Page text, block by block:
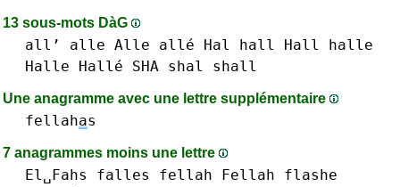
13 sous-mots DàG
all’ alle Alle allé Hal hall Hall
halle
Halle Hallé
SHA shal shall
Une anagramme avec une lettre supplémentaire
fellahas
7 anagrammes moins une lettre
El␣Fahs falles fellah Fellah
flashe